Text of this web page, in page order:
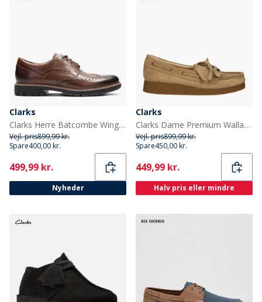
Clarks
Clarks Herre Batcombe Wing Brogue Sko Dark Tan Leather
Vejl. pris899,99 kr.
Spare400,00 kr.
Current
499,99 kr.
Nyheder
Clarks
Clarks Dame Premium Wallabee Evo Hav D Sko Dark Sand Suede
Vejl. pris899,99 kr.
Spare450,00 kr.
Current
449,99 kr.
Halv pris eller mindre